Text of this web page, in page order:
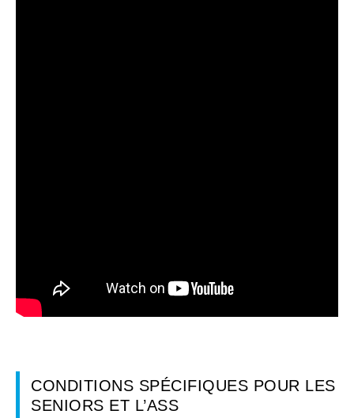
CONDITIONS SPÉCIFIQUES POUR LES
SENIORS ET L’ASS